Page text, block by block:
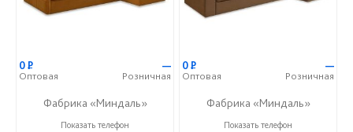
0Р
Оптовая
—
Розничная
Фабрика «Миндаль»
+7 (927) 630-62-82
Показать телефон
0Р
Оптовая
—
Розничная
Фабрика «Миндаль»
+7 (927) 630-62-82
Показать телефон